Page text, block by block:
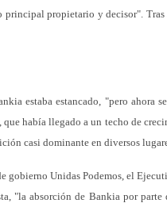
propietario y decisor".
estaba estancado, "pero ahora
había llegado a un techo de
casi dominante en diversos
gobierno Unidas Podemos, el
"la absorción de Bankia por